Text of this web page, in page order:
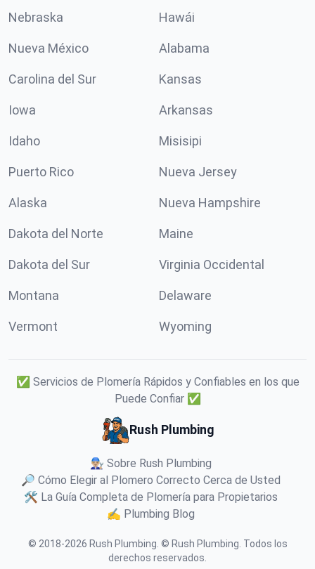
Nebraska Hawái
Nueva México Alabama
Carolina del Sur Kansas
Iowa Arkansas
Idaho Misisipi
Puerto Rico Nueva Jersey
Alaska Nueva Hampshire
Dakota del Norte Maine
Dakota del Sur Virginia Occidental
Montana Delaware
Vermont Wyoming
✅ Servicios de Plomería Rápidos y Confiables en los que
Puede Confiar ✅
Rush Plumbing
👨🏼‍🔧 Sobre Rush Plumbing
🔎 Cómo Elegir al Plomero Correcto Cerca de Usted
🛠️ La Guía Completa de Plomería para Propietarios
✍️ Plumbing Blog
© 2018-2026 Rush Plumbing © Rush Plumbing. Todos los
derechos reservados.